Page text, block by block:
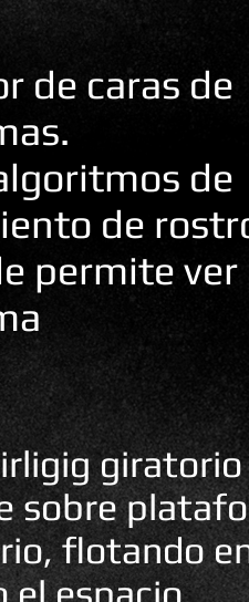
de caras de
de
de
permite ver
giratorio
sobre
flotando
el espacio.